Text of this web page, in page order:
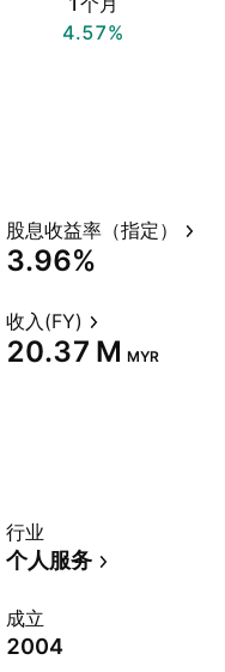
4.57%
股息收益率（指定）
3.96%
收入(FY)
‪20.37 M‬ MYR
行业
个人服务
成立
2004